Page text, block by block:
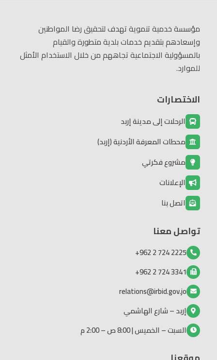
مؤسسة خدمية تنموية تهدف لتحقيق رضا المواطنين
وإسعادهم بتقديم خدمات بلدية متطورة والقيام
بالمسؤولية الاجتماعية تجاههم من خلال الاستخدام الأمثل
للموارد.
الاختصارات
الرحلات إلى مدينة إربد
محطات المعرفة الأردنية (إربد)
مشروع فكرتي
الإعلانات
اتصل بنا
تواصل معنا
2225 724 2 962+
3341 724 2 962+
relations@irbid.gov.jo
إربد – شارع الهاشمي
السبت – الخميس | 8:00 ص – 2:00 م